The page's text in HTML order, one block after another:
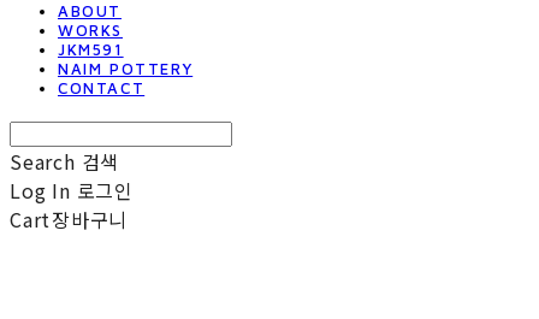
ABOUT
WORKS
JKM591
NAIM POTTERY
CONTACT
Search 검색
Log In 로그인
Cart장바구니